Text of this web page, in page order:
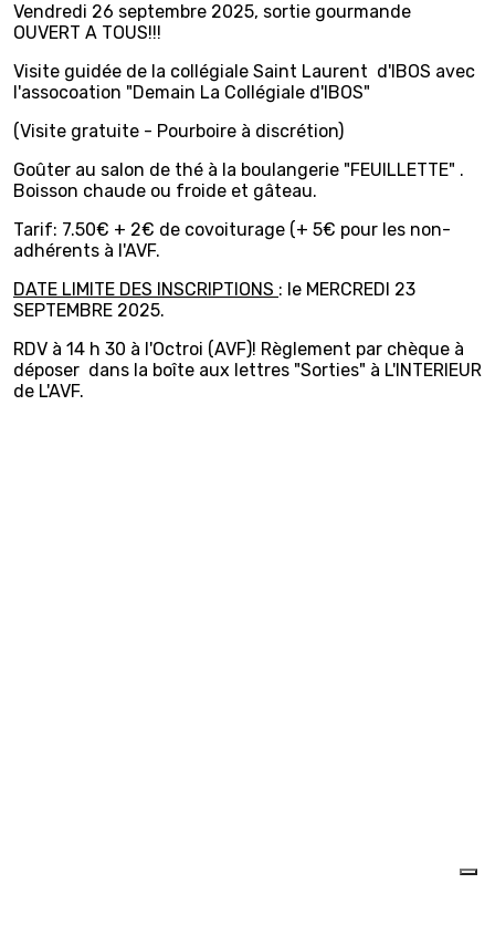
Vendredi 26 septembre 2025, sortie gourmande
OUVERT A TOUS!!!
Visite guidée de la collégiale Saint Laurent d'IBOS avec
l'assocoation "Demain La Collégiale d'IBOS"
(Visite gratuite - Pourboire à discrétion)
Goûter au salon de thé à la boulangerie "FEUILLETTE" .
Boisson chaude ou froide et gâteau.
Tarif: 7.50€ + 2€ de covoiturage (+ 5€ pour les non-
adhérents à l'AVF.
DATE LIMITE DES INSCRIPTIONS : le MERCREDI 23
SEPTEMBRE 2025.
RDV à 14 h 30 à l'Octroi (AVF)! Règlement par chèque à
déposer dans la boîte aux lettres "Sorties" à L'INTERIEUR
de L'AVF.